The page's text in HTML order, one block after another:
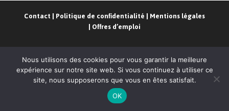
Contact | Politique de confidentialité | Mentions légales
| Offres d’emploi
- Conception
Nous utilisons des cookies pour vous garantir la meilleure
expérience sur notre site web. Si vous continuez à utiliser ce
site, nous supposerons que vous en êtes satisfait.
OK